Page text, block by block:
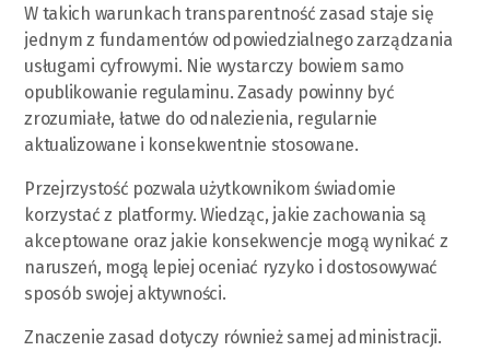
W takich warunkach transparentność zasad staje się
jednym z fundamentów odpowiedzialnego zarządzania
usługami cyfrowymi. Nie wystarczy bowiem samo
opublikowanie regulaminu. Zasady powinny być
zrozumiałe, łatwe do odnalezienia, regularnie
aktualizowane i konsekwentnie stosowane.
Przejrzystość pozwala użytkownikom świadomie
korzystać z platformy. Wiedząc, jakie zachowania są
akceptowane oraz jakie konsekwencje mogą wynikać z
naruszeń, mogą lepiej oceniać ryzyko i dostosowywać
sposób swojej aktywności.
Znaczenie zasad dotyczy również samej administracji.